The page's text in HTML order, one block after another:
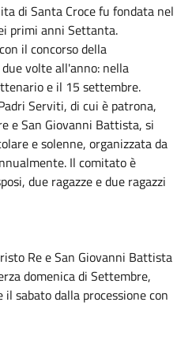
di Santa Croce fu fondata nel
primi anni Settanta.
il concorso della
volte all'anno: nella
e il 15 settembre.
Serviti, di cui è patrona,
e San Giovanni Battista, si
e solenne, organizzata da
Il comitato è
due ragazze e due ragazzi
Re e San Giovanni Battista
domenica di Settembre,
sabato dalla processione con